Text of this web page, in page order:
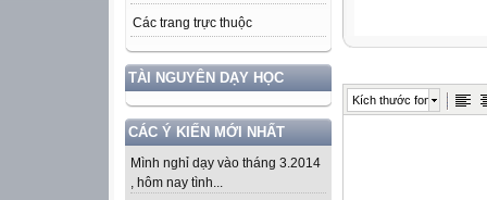
Các trang trực thuộc
TÀI NGUYÊN DẠY HỌC
CÁC Ý KIẾN MỚI NHẤT
Mình nghỉ dạy vào tháng 3.2014
, hôm nay tình...
Kích thước font